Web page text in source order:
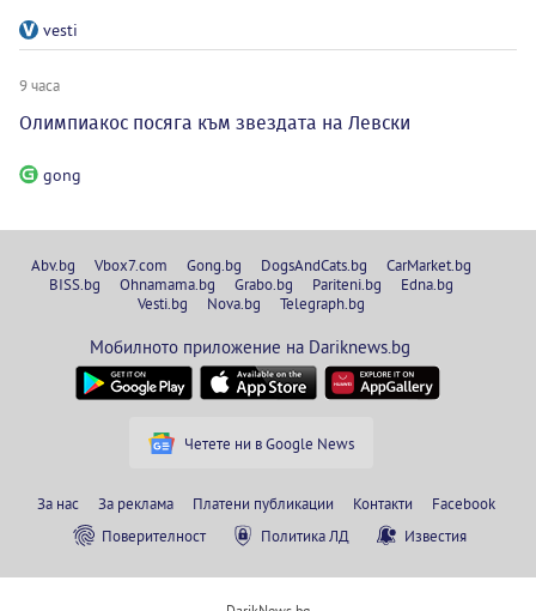
vesti
9 часа
Олимпиакос посяга към звездата на Левски
gong
Abv.bg Vbox7.com Gong.bg DogsAndCats.bg
CarMarket.bg
BISS.bg
Ohnamama.bg Grabo.bg Pariteni.bg
Edna.bg
Vesti.bg
Nova.bg Telegraph.bg
Мобилното приложение на Dariknews.bg
Четете ни в Google News
За нас За реклама Платени публикации Контакти
Facebook
Поверителност
Политика ЛД Известия